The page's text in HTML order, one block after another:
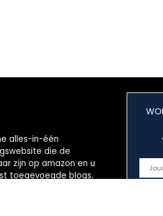
alles-in-één
die de
zijn op amazon en u
toegevoegde blogs.